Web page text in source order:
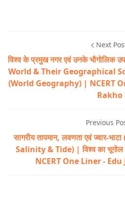
Next
विश्व के प्रमुख नगर एवं उनके
World & Their Geographical
(World Geography) | NCERT
Rakho
Previous
सागरीय तापमान, लवणता एवं ज्वार-
Salinity & Tide) | विश्व का
NCERT One Liner -